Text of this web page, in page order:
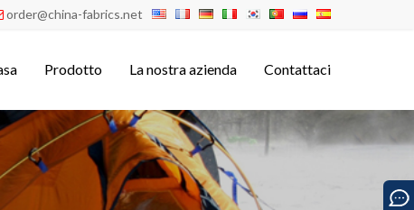
order@china-fabrics.net
Prodotto La nostra azienda Contattaci